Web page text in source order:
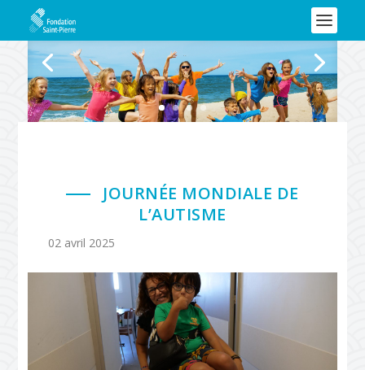
JOURNÉE MONDIALE DE
L’AUTISME
02 avril 2025